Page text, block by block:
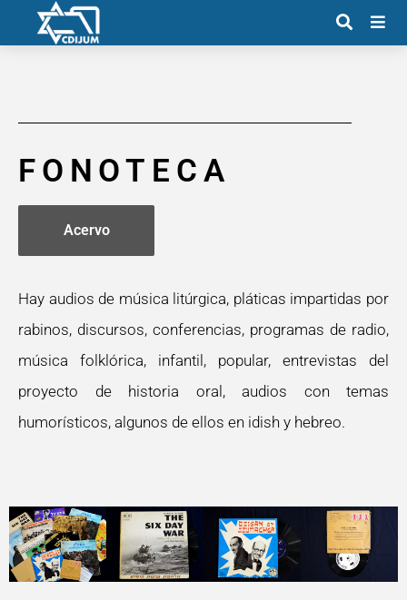
FONOTECA
Acervo
Hay audios de música litúrgica, pláticas impartidas por
rabinos, discursos, conferencias, programas de radio,
música folklórica, infantil, popular, entrevistas del
proyecto de historia oral, audios con temas
humorísticos, algunos de ellos en idish y hebreo.